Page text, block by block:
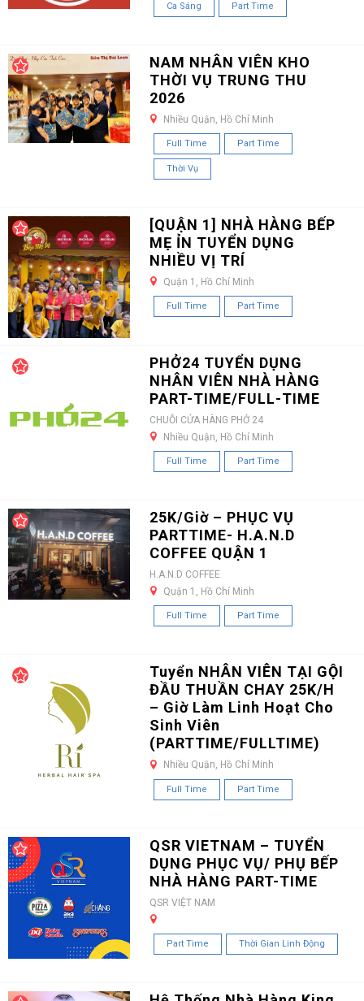
Ca Sáng Part Time
NAM NHÂN VIÊN KHO
THỜI VỤ TRUNG THU
2026
Nhiều Quận, Hồ Chí Minh
Full Time Part Time
Thời Vụ
[QUẬN 1] NHÀ HÀNG BẾP
MẸ ỈN TUYỂN DỤNG
NHIỀU VỊ TRÍ
Quận 1, Hồ Chí Minh
Full Time Part Time
PHỞ24 TUYỂN DỤNG
NHÂN VIÊN NHÀ HÀNG
PART-TIME/FULL-TIME
CHUỖI CỬA HÀNG PHỞ 24
Nhiều Quận, Hồ Chí Minh
Full Time Part Time
25K/Giờ – PHỤC VỤ
PARTTIME- H.A.N.D
COFFEE QUẬN 1
H.A.N.D COFFEE
Quận 1, Hồ Chí Minh
Full Time Part Time
Tuyển NHÂN VIÊN TẠI GỘI
ĐẦU THUẦN CHAY 25K/H
– Giờ Làm Linh Hoạt Cho
Sinh Viên
(PARTTIME/FULLTIME)
Nhiều Quận, Hồ Chí Minh
Full Time Part Time
QSR VIETNAM – TUYỂN
DỤNG PHỤC VỤ/ PHỤ BẾP
NHÀ HÀNG PART-TIME
QSR VIỆT NAM
Part Time Thời Gian Linh Động